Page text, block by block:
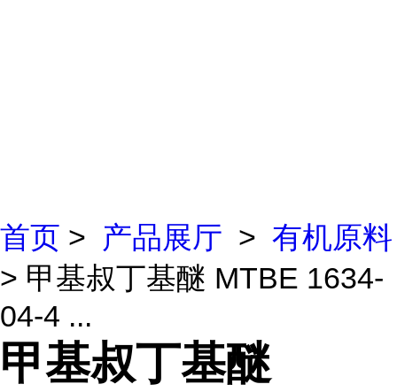
首页 > 产品展厅 > 有机原料
> 甲基叔丁基醚 MTBE 1634-
04-4 ...
甲基叔丁基醚